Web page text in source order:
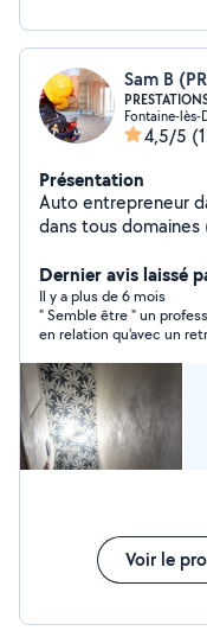
Sam B
Fontaine-
4,5/5
Présentation
Auto entrepreneur
dans tous
bricolage jardinage,
de qualité. Ma seule
Bien à vous.
Dernier avis laissé
Il y a plus de 6 mois
" Semble être " un
en relation qu'avec un
Voir le